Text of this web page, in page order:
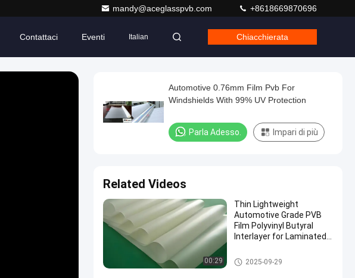
mandy@aceglasspvb.com +8618669870696
Contattaci Eventi Italian Chiacchierata
Automotive 0.76mm Film Pvb For
Windshields With 99% UV Protection
Parla Adesso. Impari di più
Related Videos
00:29
Thin Lightweight
Automotive Grade PVB
Film Polyvinyl Butyral
Interlayer for Laminated
Pellicola PVB
2025-09-29